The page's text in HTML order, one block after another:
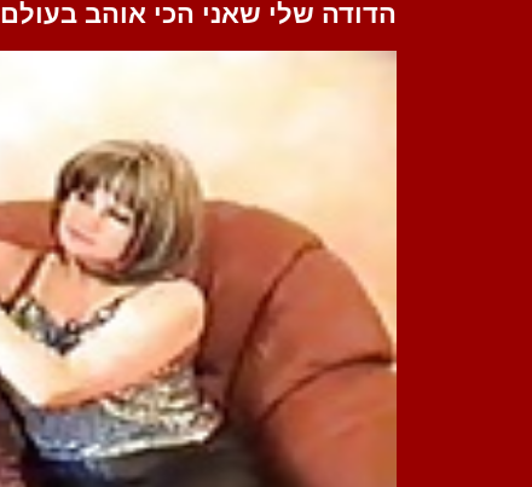
הדודה שלי שאני הכי אוהב בעולם